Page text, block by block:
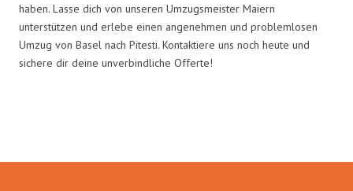
haben. Lasse dich von unseren Umzugsmeister Maiern
unterstützen und erlebe einen angenehmen und problemlosen
Umzug von Basel nach Pitesti. Kontaktiere uns noch heute und
sichere dir deine unverbindliche Offerte!